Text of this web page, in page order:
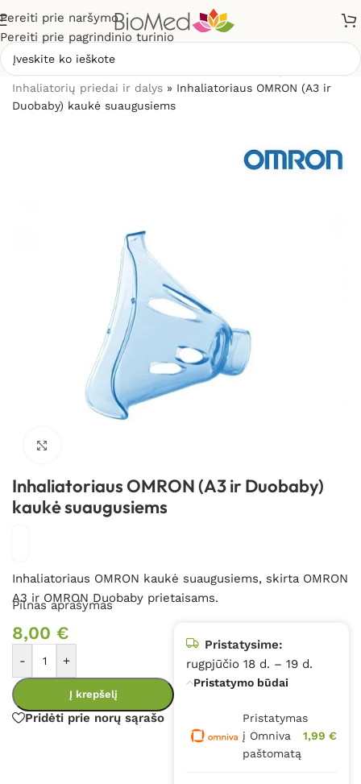
Pereiti prie naršymo
Pereiti prie pagrindinio turinio
Inhaliatorių priedai ir dalys » Inhaliatoriaus OMRON (A3 ir
Duobaby) kaukė suaugusiems
Inhaliatoriaus OMRON (A3 ir Duobaby)
kaukė suaugusiems
Inhaliatoriaus OMRON kaukė suaugusiems, skirta OMRON
A3 ir OMRON Duobaby prietaisams.
Pilnas aprašymas
8,00 €
- +
Į krepšelį
Pridėti prie norų sąrašo
Pristatysime:
rugpjūčio 18 d. – 19 d.
Pristatymo būdai
Pristatymas
į Omniva
paštomatą
1,99 €